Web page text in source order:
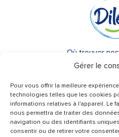
Gérer le
Pour vous offrir la meilleure
technologies telles que les cookies
informations relatives à l'appareil. Le
nous permettra de traiter des
navigation ou des identifiants
consentir ou de retirer votre
Besoin
Une
Où trouver
FAQ